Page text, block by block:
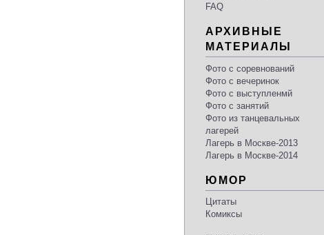
FAQ
АРХИВНЫЕ
МАТЕРИАЛЫ
Фото с соревнований
Фото с вечеринок
Фото с выступленмй
Фото с занятий
Фото из танцевальных
лагерей
Лагерь в Москве-2013
Лагерь в Москве-2014
ЮМОР
Цитаты
Комиксы